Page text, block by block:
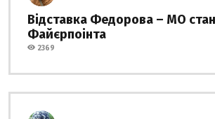
Відставка Федорова – МО
Файєрпоінта
2369